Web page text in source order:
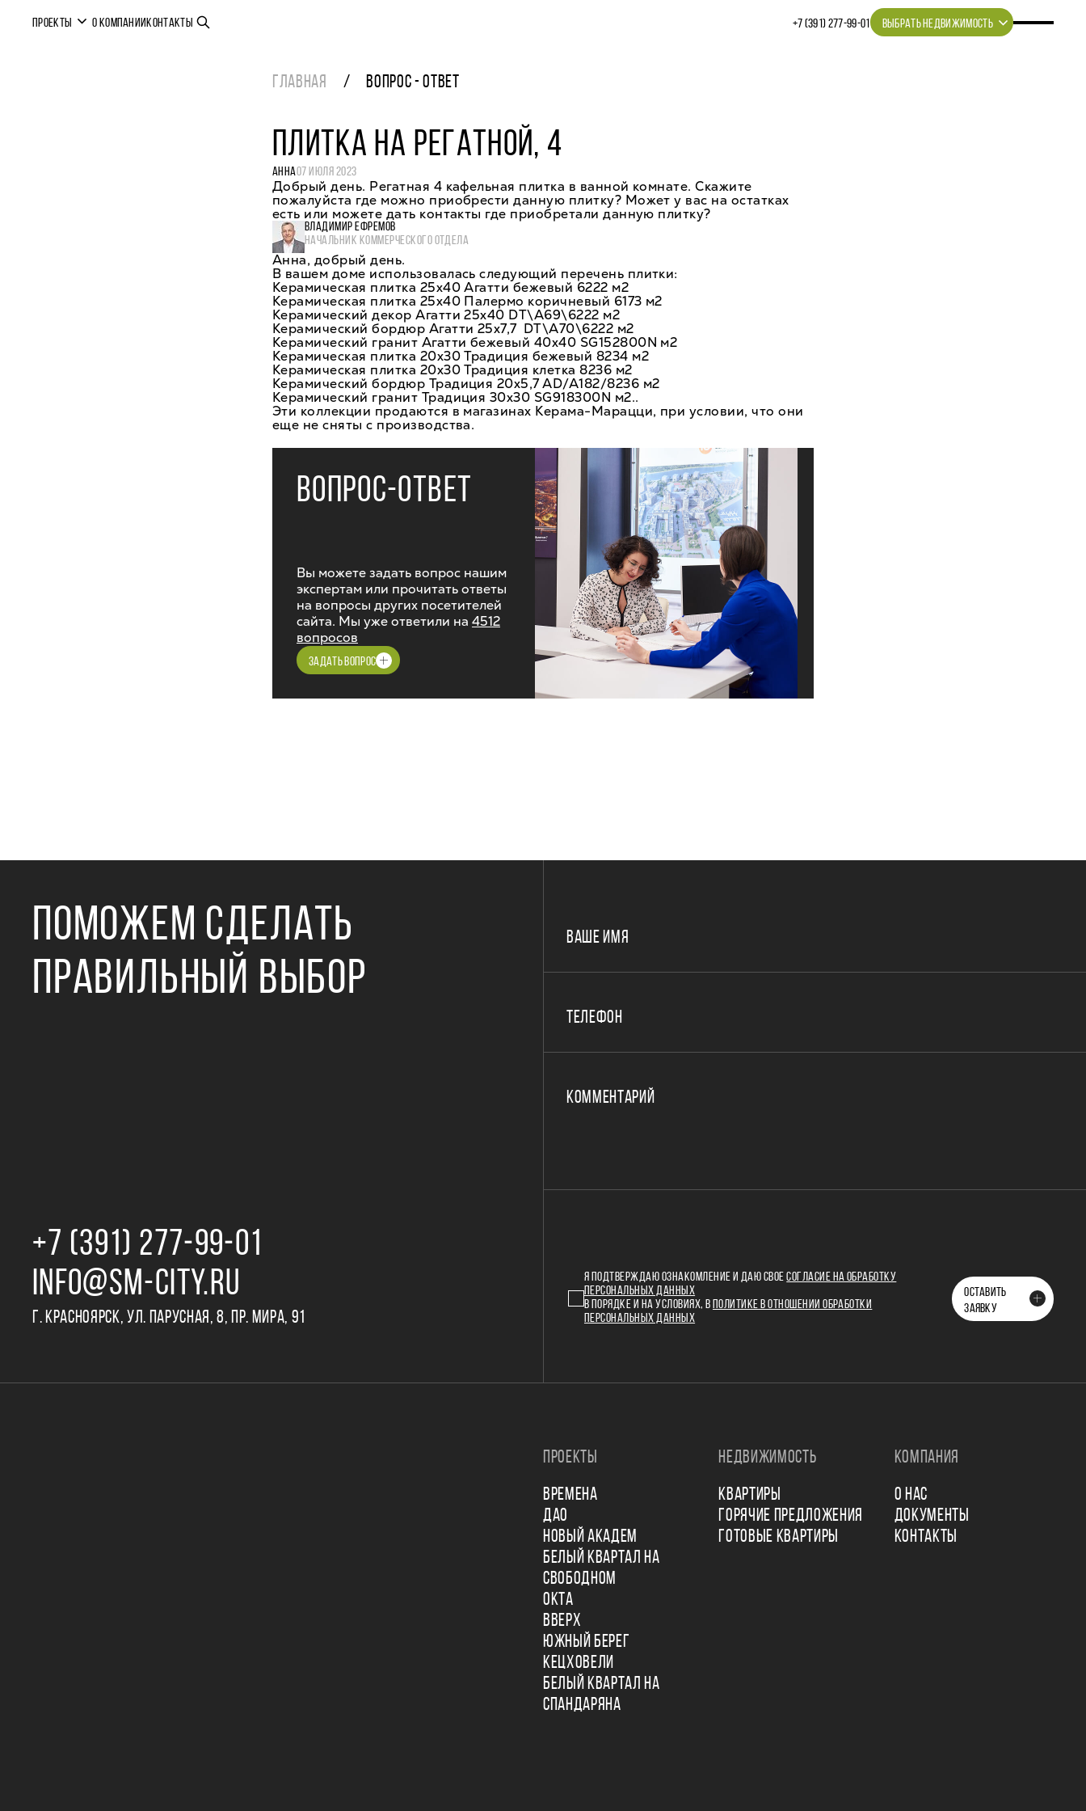
ПРОЕКТЫ О КОМПАНИИКОНТАКТЫ +7 (391) 277‒99‒01 ВЫБРАТЬ НЕДВИЖИМОСТЬ
ГЛАВНАЯ ВОПРОС - ОТВЕТ
ПЛИТКА НА РЕГАТНОЙ, 4
АННА07 ИЮЛЯ 2023
Добрый день. Регатная 4 кафельная плитка в ванной комнате. Скажите
пожалуйста где можно приобрести данную плитку? Может у вас на остатках
есть или можете дать контакты где приобретали данную плитку?
ВЛАДИМИР ЕФРЕМОВ
НАЧАЛЬНИК КОММЕРЧЕСКОГО ОТДЕЛА
Анна, добрый день.
В вашем доме использовалась следующий перечень плитки:
Керамическая плитка 25х40 Агатти бежевый 6222 м2
Керамическая плитка 25х40 Палермо коричневый 6173 м2
Керамический декор Агатти 25х40 DT\A69\6222 м2
Керамический бордюр Агатти 25х7,7 DT\A70\6222 м2
Керамический гранит Агатти бежевый 40х40 SG152800N м2
Керамическая плитка 20х30 Традиция бежевый 8234 м2
Керамическая плитка 20х30 Традиция клетка 8236 м2
Керамический бордюр Традиция 20х5,7 AD/A182/8236 м2
Керамический гранит Традиция 30х30 SG918300N м2..
Эти коллекции продаются в магазинах Керама-Марацци, при условии, что они
еще не сняты с производства.
ВОПРОС-ОТВЕТ
Вы можете задать вопрос нашим
экспертам или прочитать ответы
на вопросы других посетителей
сайта. Мы уже ответили на 4512
вопросов
ЗАДАТЬ ВОПРОС
ПОМОЖЕМ СДЕЛАТЬ
ПРАВИЛЬНЫЙ ВЫБОР
+7 (391) 277‒99‒01
INFO@SM-CITY.RU
Г. КРАСНОЯРСК, УЛ. ПАРУСНАЯ, 8, ПР. МИРА, 91
ВАШЕ ИМЯ
ТЕЛЕФОН
КОММЕНТАРИЙ
Я ПОДТВЕРЖДАЮ ОЗНАКОМЛЕНИЕ И ДАЮ СВОЕСОГЛАСИЕ НА ОБРАБОТКУ
ПЕРСОНАЛЬНЫХ ДАННЫХ
В ПОРЯДКЕ И НА УСЛОВИЯХ, В
ПОЛИТИКЕ В ОТНОШЕНИИ ОБРАБОТКИ
ПЕРСОНАЛЬНЫХ ДАННЫХ
ОСТАВИТЬ
ЗАЯВКУ
ПРОЕКТЫ
ВРЕМЕНА
ДАО
НОВЫЙ АКАДЕМ
БЕЛЫЙ КВАРТАЛ НА
СВОБОДНОМ
ОКТА
ВВЕРХ
ЮЖНЫЙ БЕРЕГ
КЕЦХОВЕЛИ
БЕЛЫЙ КВАРТАЛ НА
СПАНДАРЯНА
НЕДВИЖИМОСТЬ
КВАРТИРЫ
ГОРЯЧИЕ ПРЕДЛОЖЕНИЯ
ГОТОВЫЕ КВАРТИРЫ
КОМПАНИЯ
О НАС
ДОКУМЕНТЫ
КОНТАКТЫ